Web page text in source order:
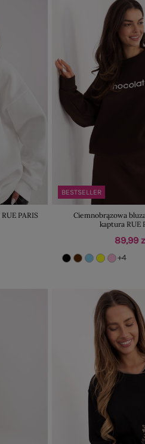
PARIS
BESTSELLER
Ciemnobrązowa
kaptura RUE
89,99
+4